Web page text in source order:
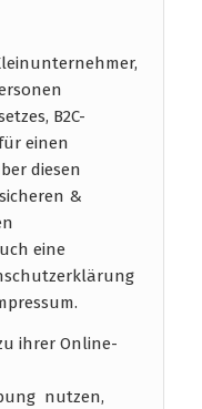
B2C-
einen
diesen
&
eine
ihrer Online-
nutzen,